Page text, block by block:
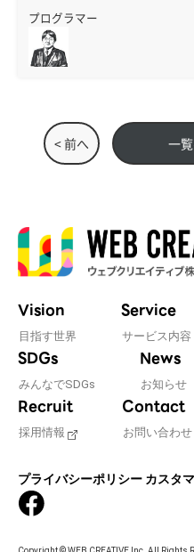
プログラマー
< 前へ 一
Vision
目指す世界
Service
サービス内容
SDGs
みんなでSDGs
News
お知らせ
Recruit
採用情報
Contact
お問い合わせ
プライバシーポリシー カスタ